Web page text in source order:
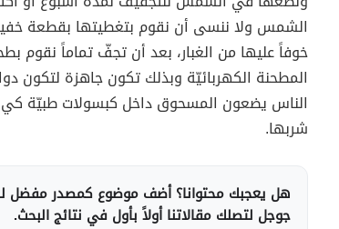
الشمس ولا ننسى أن نقوم بتغطيتها بقطعة
خوفاً عليها من الغبار، بعد أن تجفّ تماماً نقوم
المطحنة الكهربائيّة وبذلك تكون جاهزة لتكون
الناس يضعون المسحوق داخل كبسولات طبيّة
شربها.
هل يعجبك محتوانا؟ أضف موضوع كمصدر مفضل
جوجل لتصلك مقالاتنا أولاً بأول في نتائج البحث.